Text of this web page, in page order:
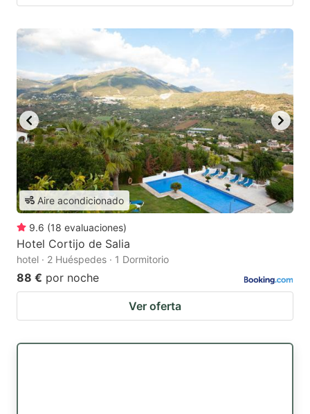
Aire acondicionado
9.6 (18 evaluaciones)
Hotel Cortijo de Salia
hotel · 2 Huéspedes · 1 Dormitorio
88 € por noche
Ver oferta